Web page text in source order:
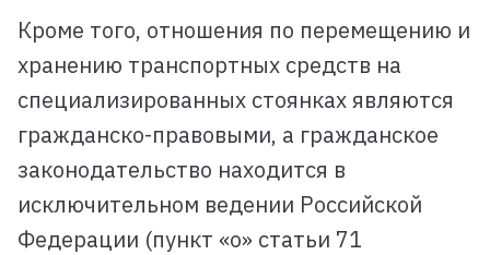
Кроме того, отношения по перемещению и
хранению транспортных средств на
специализированных стоянках являются
гражданско-правовыми, а гражданское
законодательство находится в
исключительном ведении Российской
Федерации (пункт «о» статьи 71